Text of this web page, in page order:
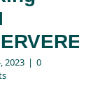
2023 | 0